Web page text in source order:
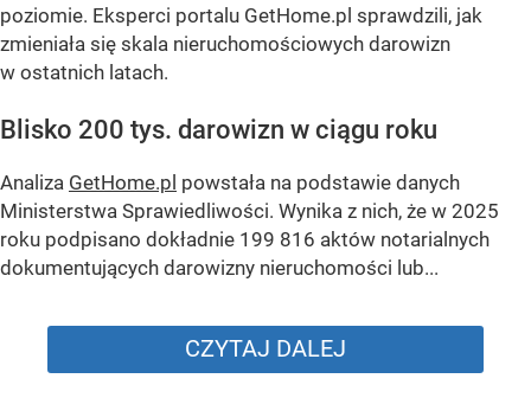
poziomie. Eksperci portalu GetHome.pl sprawdzili, jak
zmieniała się skala nieruchomościowych darowizn
w ostatnich latach.
Blisko 200 tys. darowizn w ciągu roku
Analiza GetHome.pl powstała na podstawie danych
Ministerstwa Sprawiedliwości. Wynika z nich, że w 2025
roku podpisano dokładnie 199 816 aktów notarialnych
dokumentujących darowizny nieruchomości lub...
CZYTAJ DALEJ